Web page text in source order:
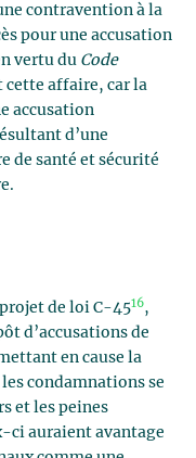
contravention à la
pour une accusation
vertu du Code
cette affaire, car la
accusation
d’une
de santé et sécurité
de loi C-4516,
d’accusations de
en cause la
condamnations se
et les peines
ci auraient avantage